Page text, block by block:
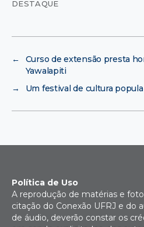
DESTAQUE
←
Curso de extensão presta
Yawalapiti
→
Um festival de cultura
Política de Uso
A reprodução de matérias e
citação do Conexão UFRJ e do
de áudio, deverão constar os